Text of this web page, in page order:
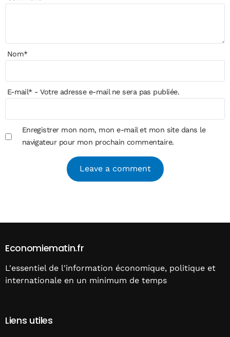
Nom*
E-mail*- Votre adresse e-mail ne sera pas publiée.
Enregistrer mon nom, mon e-mail et mon site dans le
navigateur pour mon prochain commentaire.
Economiematin.fr
L'essentiel de l'information économique, politique et
internationale en un minimum de temps
Liens utiles